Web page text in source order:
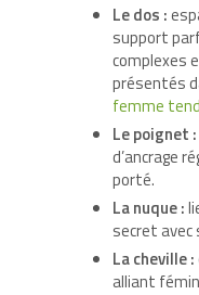
Le dos :
support
complexes
présentés
femme
Le poignet :
d’ancrage
porté.
La nuque :
secret
La cheville :
alliant